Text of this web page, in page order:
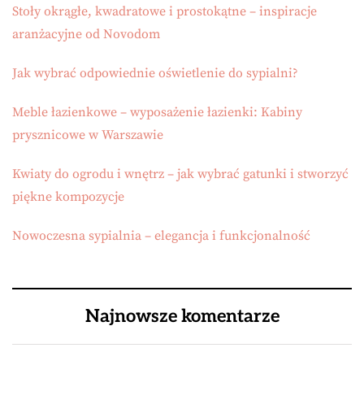
Stoły okrągłe, kwadratowe i prostokątne – inspiracje
aranżacyjne od Novodom
Jak wybrać odpowiednie oświetlenie do sypialni?
Meble łazienkowe – wyposażenie łazienki: Kabiny
prysznicowe w Warszawie
Kwiaty do ogrodu i wnętrz – jak wybrać gatunki i stworzyć
piękne kompozycje
Nowoczesna sypialnia – elegancja i funkcjonalność
Najnowsze komentarze